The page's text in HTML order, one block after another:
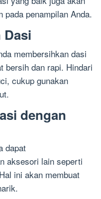
pada penampilan Anda.
Dasi
membersihkan dasi
bersih dan rapi. Hindari
cukup gunakan
dengan
dapat
aksesori lain seperti
ini akan membuat